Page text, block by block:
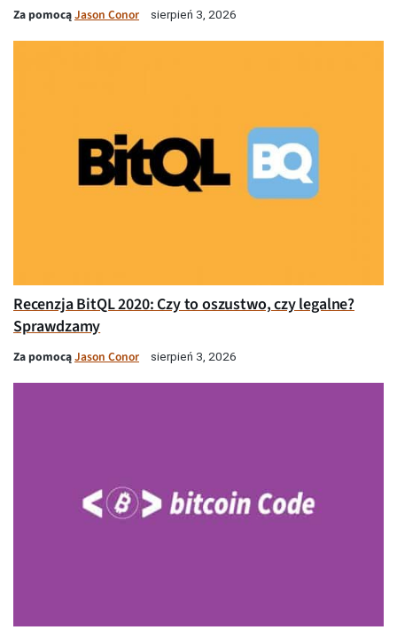
Za pomocąJason Conor sierpień 3, 2026
Recenzja BitQL 2020: Czy to oszustwo, czy legalne?
Sprawdzamy
Za pomocąJason Conor sierpień 3, 2026